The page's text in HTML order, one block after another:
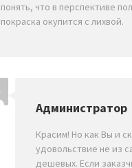
понять, что в перспективе
покраска окупится с лихвой.
Администратор
Красим! Но как Вы и
удовольствие не из
дешевых. Если